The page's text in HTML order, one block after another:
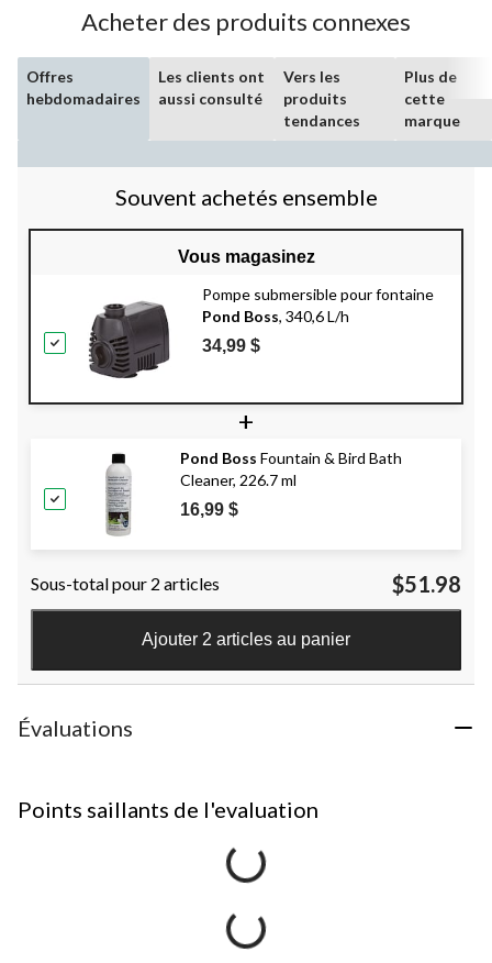
Acheter des produits connexes
Offres
hebdomadaires
Les clients ont
aussi consulté
Vers les
produits
tendances
Plus de
cette
marque
Souvent achetés ensemble
Vous magasinez
Pompe submersible pour fontaine
Pond Boss, 340,6 L/h
34,99 $
+
Pond Boss Fountain & Bird Bath
Cleaner, 226.7 ml
16,99 $
Sous-total pour 2 articles $51.98
Ajouter 2 articles au panier
Évaluations
Points saillants de l'evaluation